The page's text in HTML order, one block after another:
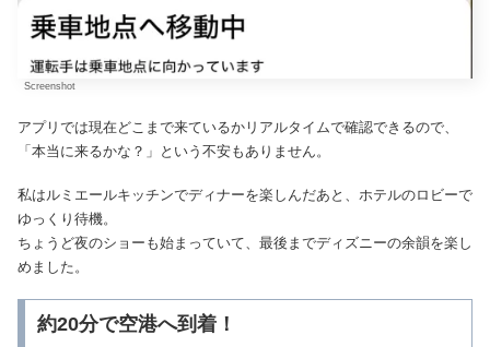
Screenshot
アプリでは現在どこまで来ているかリアルタイムで確認できるので、
「本当に来るかな？」という不安もありません。
私はルミエールキッチンでディナーを楽しんだあと、ホテルのロビーで
ゆっくり待機。
ちょうど夜のショーも始まっていて、最後までディズニーの余韻を楽し
めました。
約20分で空港へ到着！